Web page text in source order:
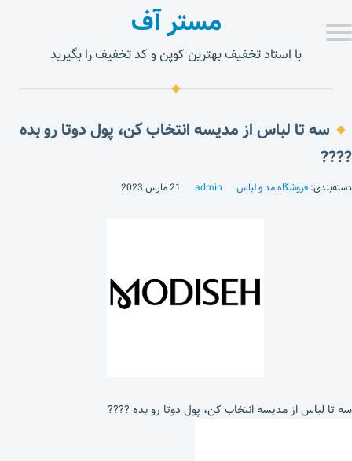
مستر آف
با استاد تخفیف بهترین کوپن و کد تخفیف را بگیرید
سه تا لباس از مدیسه انتخاب کن، پول دوتا رو بده
????
دسته‌بندی: فروشگاه مد و لباس admin 21 مارس 2023
سه تا لباس از مدیسه انتخاب کن، پول دوتا رو بده ????